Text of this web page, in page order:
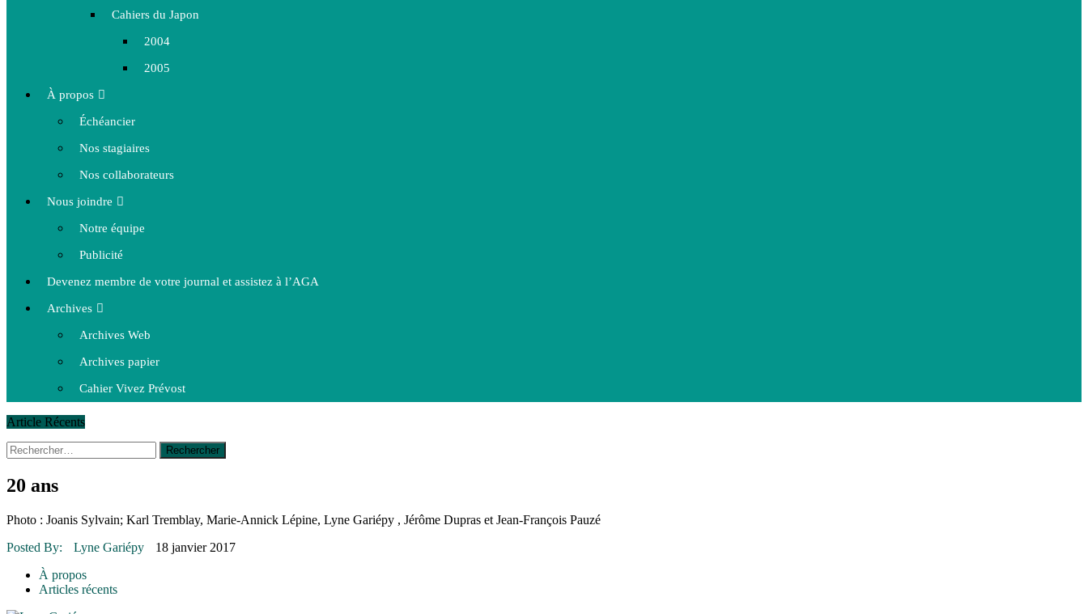
Cahiers du Japon
2004
2005
À propos
Échéancier
Nos stagiaires
Nos collaborateurs
Nous joindre
Notre équipe
Publicité
Devenez membre de votre journal et assistez à l’AGA
Archives
Archives Web
Archives papier
Cahier Vivez Prévost
Article Récents
14 octobre 2015
La course de boîtes à savon du club Optimiste de Prévost
16 juillet 2026
16 juillet 2026 | POLITIQUE
16 juillet 2026 | COMMUNAUTAIRE
Rechercher :
20 ans
Photo : Joanis Sylvain; Karl Tremblay, Marie-Annick Lépine, Lyne Gariépy , Jérôme Dupras et Jean-François Pauzé
Posted By:
Lyne Gariépy
18 janvier 2017
À propos
Articles récents